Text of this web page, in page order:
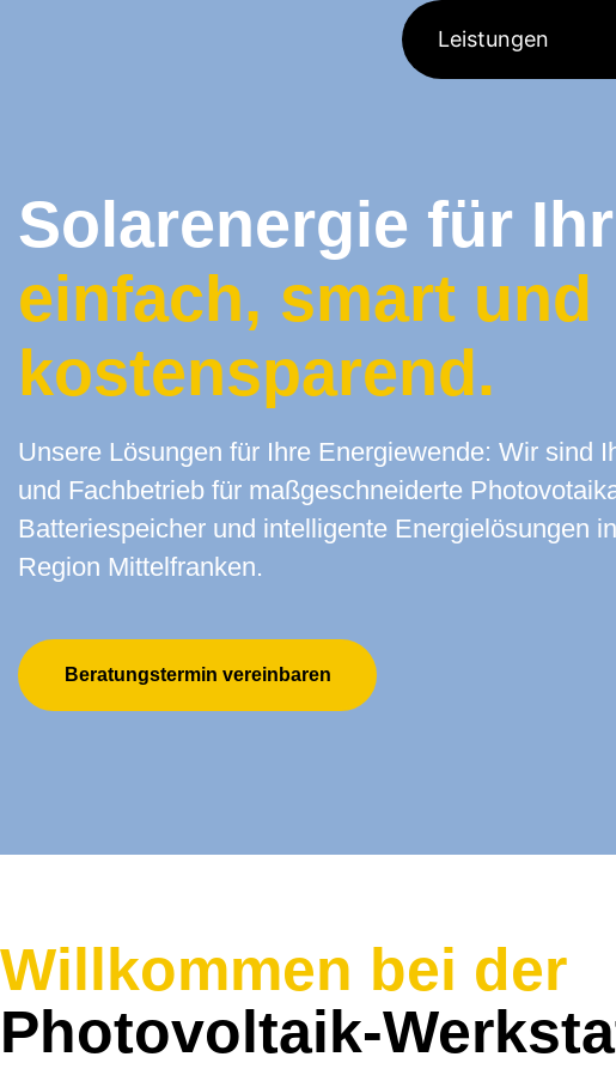
Leistungen
Solarenergie für
einfach, smart und
kostensparend.
Unsere Lösungen für Ihre Energiewende: Wir sind
und Fachbetrieb für maßgeschneiderte
Batteriespeicher und intelligente Energielösungen
Region Mittelfranken.
Beratungstermin vereinbaren
Willkommen bei der
Photovoltaik-